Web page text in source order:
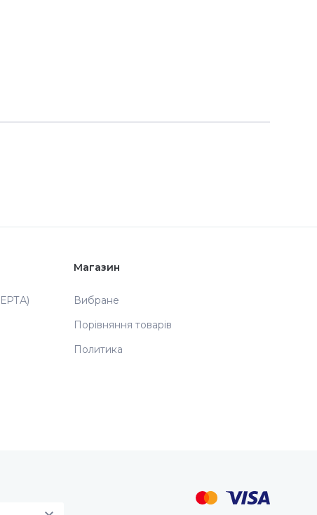
Магазин
Вибране
Порівняння товарів
Политика